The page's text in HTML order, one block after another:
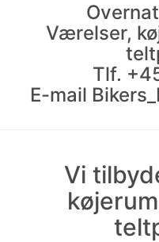
Værelser,
Tlf.
E-mail
Vi